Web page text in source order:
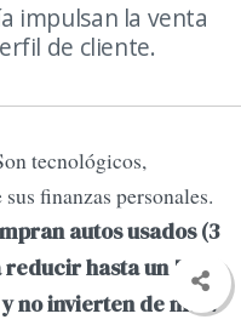
impulsan la venta
de cliente.
tecnológicos,
finanzas personales.
autos usados (3
hasta un 50%
no invierten de más: